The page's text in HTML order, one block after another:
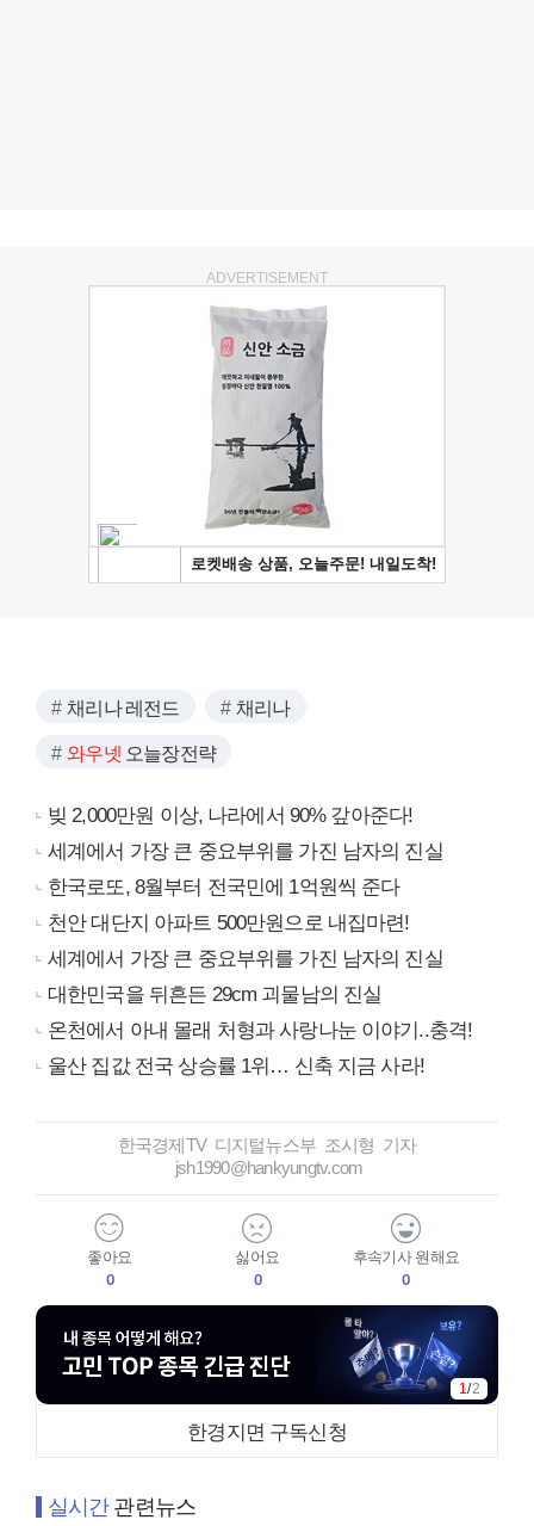
ADVERTISEMENT
채리나 레전드 채리나
와우넷 오늘장전략
빚 2,000만원 이상, 나라에서 90% 갚아준다!
세계에서 가장 큰 중요부위를 가진 남자의 진실
한국로또, 8월부터 전국민에 1억원씩 준다
천안 대단지 아파트 500만원으로 내집마련!
세계에서 가장 큰 중요부위를 가진 남자의 진실
대한민국을 뒤흔든 29cm 괴물남의 진실
온천에서 아내 몰래 처형과 사랑나눈 이야기..충격!
울산 집값 전국 상승률 1위… 신축 지금 사라!
한국경제TV 디지털뉴스부 조시형 기자
jsh1990@hankyungtv.com
좋아요
0
싫어요
0
후속기사 원해요
0
1 /2
한경지면 구독신청
실시간관련뉴스